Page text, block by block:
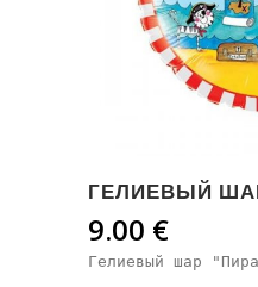
ГЕЛИЕВЫЙ
9.00 €
Гелиевый шар